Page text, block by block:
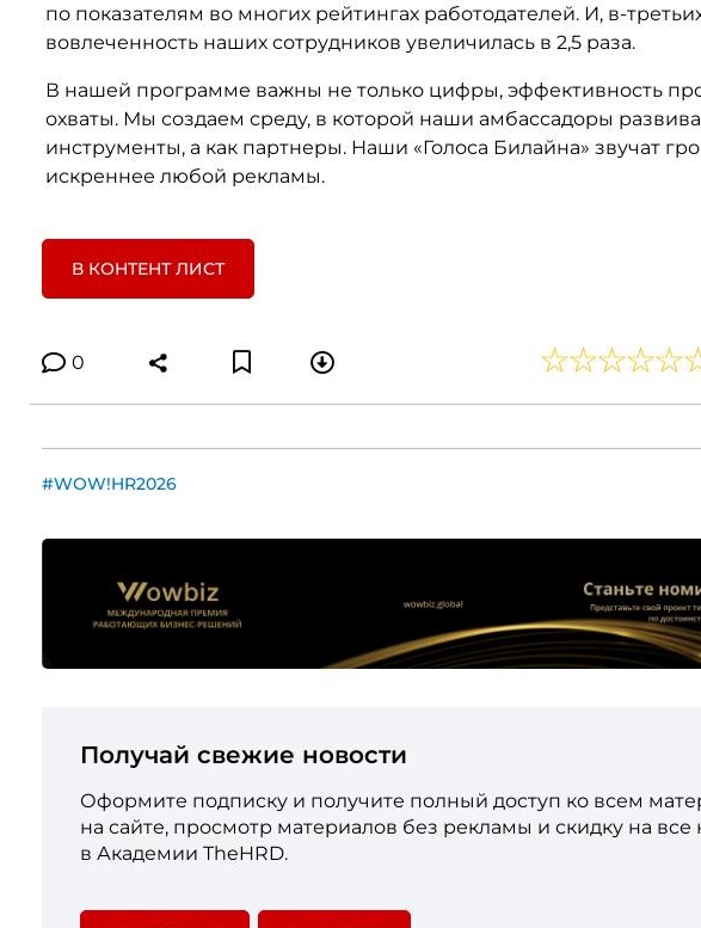
по показателям во многих рейтингах работодателей. И, в-
вовлеченность наших сотрудников увеличилась в 2,5 раза.
В нашей программе важны не только цифры, эффективность
охваты. Мы создаем среду, в которой наши амбассадоры
инструменты, а как партнеры. Наши «Голоса Билайна» звучат
искреннее любой рекламы.
В КОНТЕНТ ЛИСТ
0
#WOW!HR2026
Получай свежие новости
Оформите подписку и получите полный доступ ко всем
на сайте, просмотр материалов без рекламы и скидку на все
в Академии TheHRD.